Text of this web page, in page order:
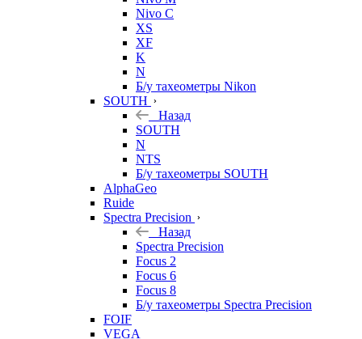
Nivo C
XS
XF
K
N
Б/у тахеометры Nikon
SOUTH
Назад
SOUTH
N
NTS
Б/у тахеометры SOUTH
AlphaGeo
Ruide
Spectra Precision
Назад
Spectra Precision
Focus 2
Focus 6
Focus 8
Б/у тахеометры Spectra Precision
FOIF
VEGA